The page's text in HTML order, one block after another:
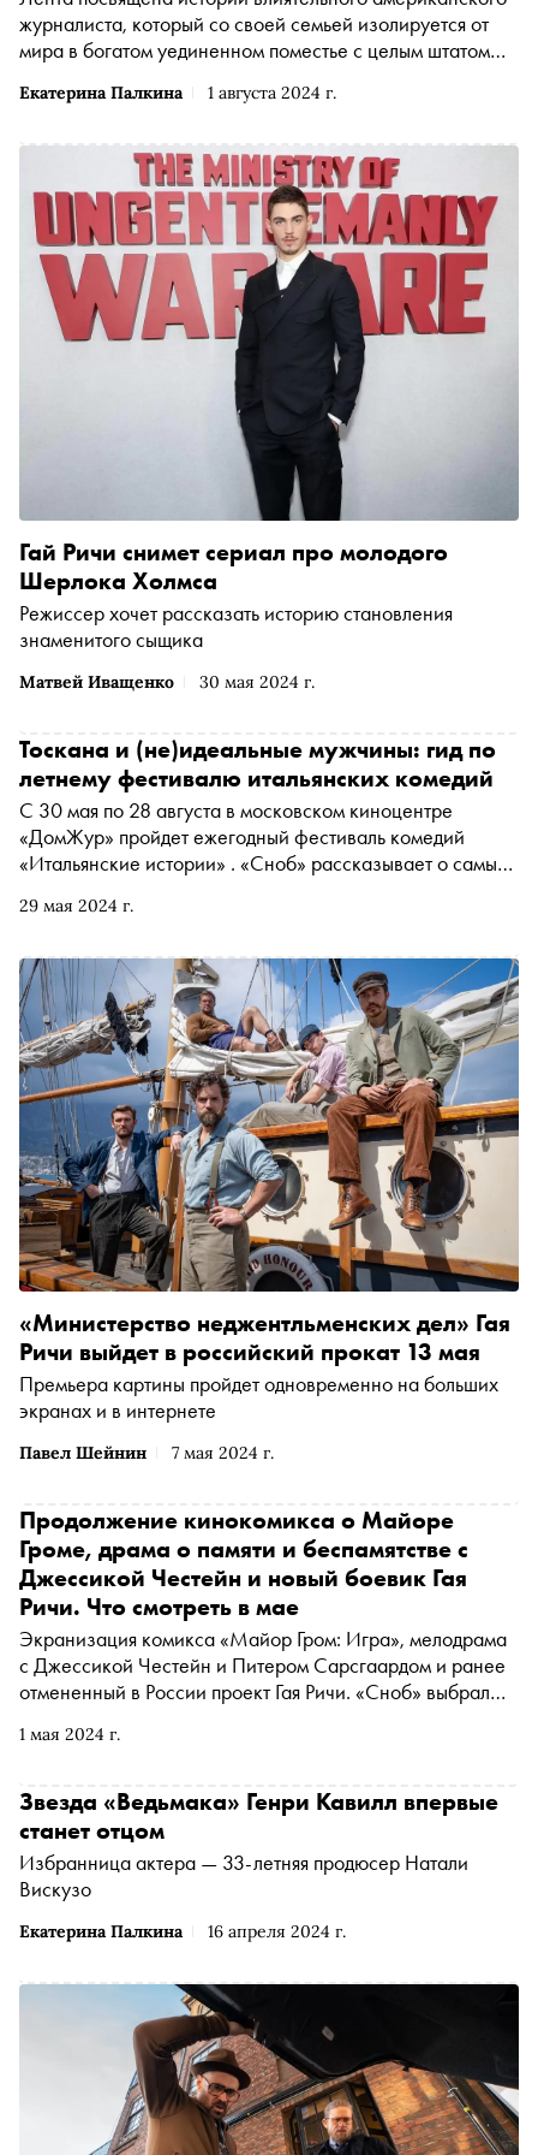
Екатерина Палкина 1 августа 2024 г.
журналиста, который со своей семьей изолируется от
мира в богатом уединенном поместье с целым штатом
Матвей Иващенко 30 мая 2024 г.
Гай Ричи снимет сериал про молодого
Шерлока Холмса
Режиссер хочет рассказать историю становления
знаменитого сыщика
29 мая 2024 г.
Тоскана и (не)идеальные мужчины: гид по
летнему фестивалю итальянских комедий
С 30 мая по 28 августа в московском киноцентре
«ДомЖур» пройдет ежегодный фестиваль комедий
«Итальянские истории» . «Сноб» рассказывает о самых
Павел Шейнин 7 мая 2024 г.
«Министерство неджентльменских дел» Гая
Ричи выйдет в российский прокат 13 мая
Премьера картины пройдет одновременно на больших
экранах и в интернете
1 мая 2024 г.
Продолжение кинокомикса о Майоре
Громе, драма о памяти и беспамятстве с
Джессикой Честейн и новый боевик Гая
Ричи. Что смотреть в мае
Экранизация комикса «Майор Гром: Игра», мелодрама
с Джессикой Честейн и Питером Сарсгаардом и ранее
отмененный в России проект Гая Ричи. «Сноб» выбрал
Екатерина Палкина 16 апреля 2024 г.
Звезда «Ведьмака» Генри Кавилл впервые
станет отцом
Избранница актера — 33-летняя продюсер Натали
Вискузо